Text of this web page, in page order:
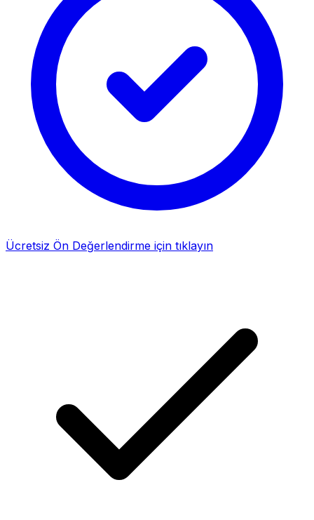
Ücretsiz Ön Değerlendirme için tıklayın